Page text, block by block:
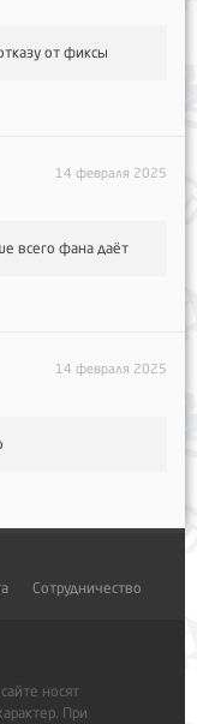
от фиксы
14 февраля 2025
всего фана даёт
14 февраля 2025
Сотрудничество
носят
При